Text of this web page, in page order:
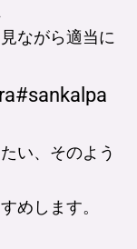
ながら適当に
い、そのよう
めします。